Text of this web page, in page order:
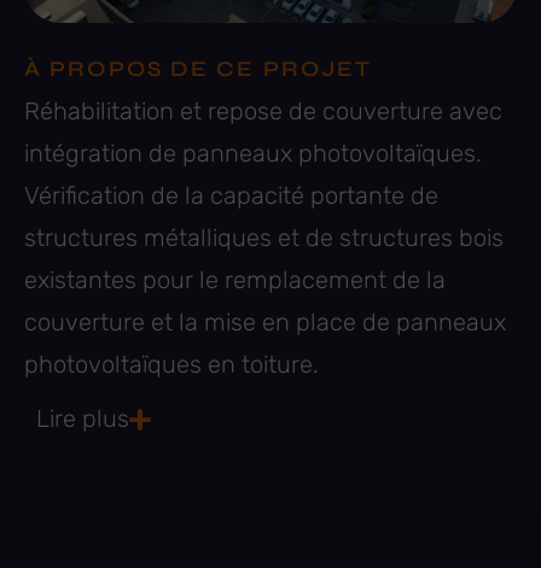
À PROPOS DE CE PROJET
Réhabilitation et repose de couverture avec
intégration de panneaux photovoltaïques.
Vérification de la capacité portante de
structures métalliques et de structures bois
existantes pour le remplacement de la
couverture et la mise en place de panneaux
photovoltaïques en toiture.
Lire plus